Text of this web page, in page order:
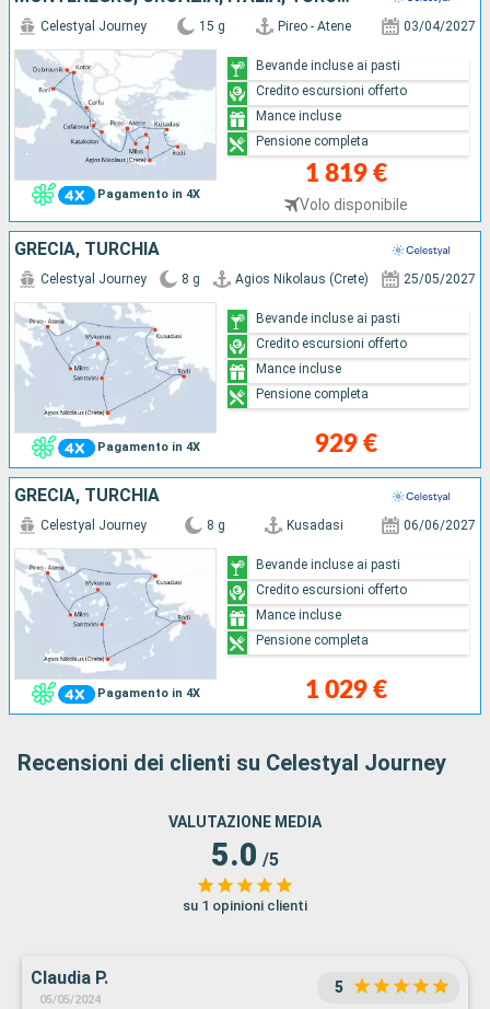
Pagamento in 4X
Celestyal Journey 15 g Pireo - Atene 03/04/2027
1 819 €
Volo disponibile
Bevande incluse ai pasti
Credito escursioni offerto
Mance incluse
Pensione completa
GRECIA, TURCHIA
Pagamento in 4X
Celestyal Journey 8 g Agios Nikolaus (Crete) 25/05/2027
929 €
Bevande incluse ai pasti
Credito escursioni offerto
Mance incluse
Pensione completa
GRECIA, TURCHIA
Pagamento in 4X
Celestyal Journey 8 g Kusadasi 06/06/2027
1 029 €
Bevande incluse ai pasti
Credito escursioni offerto
Mance incluse
Pensione completa
Recensioni dei clienti su Celestyal Journey
VALUTAZIONE MEDIA
5.0 /5
su 1 opinioni clienti
Claudia P.
05/05/2024
5